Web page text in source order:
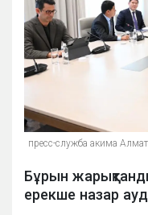
пресс-служба акима
Бұрын
ерекше назар